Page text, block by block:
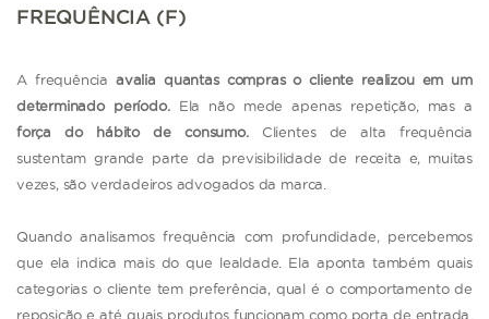
FREQUÊNCIA (F)
A frequênciaavalia quantas compras o cliente realizou em um
determinado período.Ela não mede apenas repetição, mas a
força do hábito de consumo.Clientes de alta frequência
sustentam grande parte da previsibilidade de receita e, muitas
vezes, são verdadeiros advogados da marca.
Quando analisamos frequência com profundidade, percebemos
que ela indica mais do que lealdade. Ela aponta também quais
categorias o cliente tem preferência, qual é o comportamento de
reposição e até quais produtos funcionam como porta de entrada.